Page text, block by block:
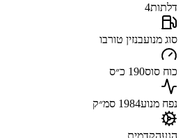
דלתות4
סוג מנועבנזין טורבו
כוח סוס190 כ״ס
נפח מנוע1984 סמ״ק
הנעהקדמית